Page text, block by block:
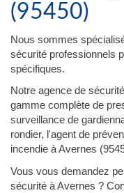
(95450)
Nous sommes
sécurité professionnels
spécifiques.
Notre agence de
gamme complète de
surveillance de
rondier, l'agent de
incendie à Avernes
Vous vous demandez
sécurité à Avernes ?